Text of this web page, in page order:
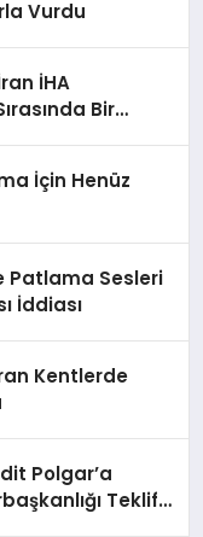
Vurdu
İHA
Bir
İçin Henüz
Patlama Sesleri
İddiası
Kentlerde
Polgar’a
Teklifi